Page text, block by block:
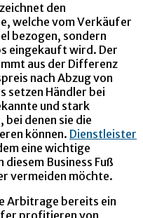
den
welche vom Verkäufer
bezogen, sondern
eingekauft wird. Der
aus der Differenz
nach Abzug von
setzen Händler bei
und stark
denen sie die
können. Dienstleister
eine wichtige
Business Fuß
vermeiden möchte.
Arbitrage bereits ein